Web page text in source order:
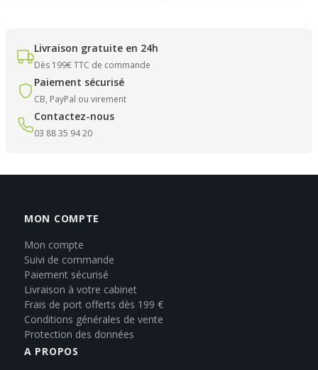
Livraison gratuite en 24h
Dès 199€ TTC de commande
Paiement sécurisé
CB, PayPal ou virement
Contactez-nous
03 88 35 94 20
MON COMPTE
Mon compte
Suivi de commande
Paiement sécurisé
Livraison à votre cabinet
Frais de port offerts dès 199 €
Conditions générales de vente
Protection des données
A PROPOS